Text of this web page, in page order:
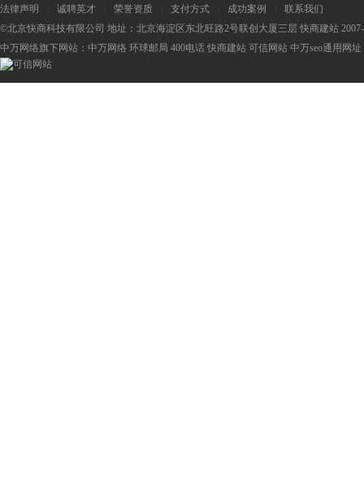
法律声明 诚聘英才 荣誉资质 支付方式 成功案例
联系我们
©北京快商科技有限公司 地址：北京海淀区东北旺路2号联创大厦三层 快商建站
中万网络旗下网站： 中万网络 环球邮局 400电话 快商建站 可信网站 中万seo通用网址